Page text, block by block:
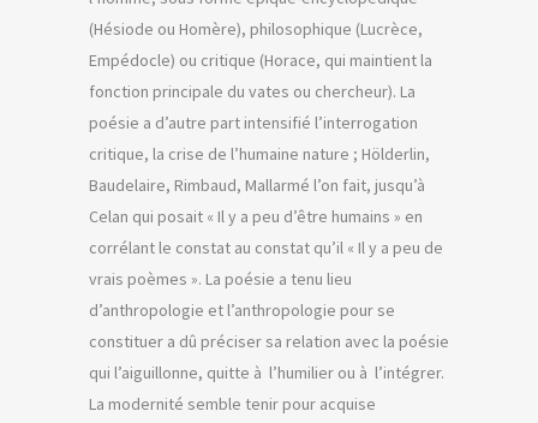
(Hésiode ou Homère), philosophique (Lucrèce,
Empédocle) ou critique (Horace, qui maintient la
fonction principale du vates ou chercheur). La
poésie a d’autre part intensifié l’interrogation
critique, la crise de l’humaine nature ; Hölderlin,
Baudelaire, Rimbaud, Mallarmé l’on fait, jusqu’à
Celan qui posait « Il y a peu d’être humains » en
corrélant le constat au constat qu’il « Il y a peu de
vrais poèmes ». La poésie a tenu lieu
d’anthropologie et l’anthropologie pour se
constituer a dû préciser sa relation avec la poésie
qui l’aiguillonne, quitte à l’humilier ou à l’intégrer.
La modernité semble tenir pour acquise